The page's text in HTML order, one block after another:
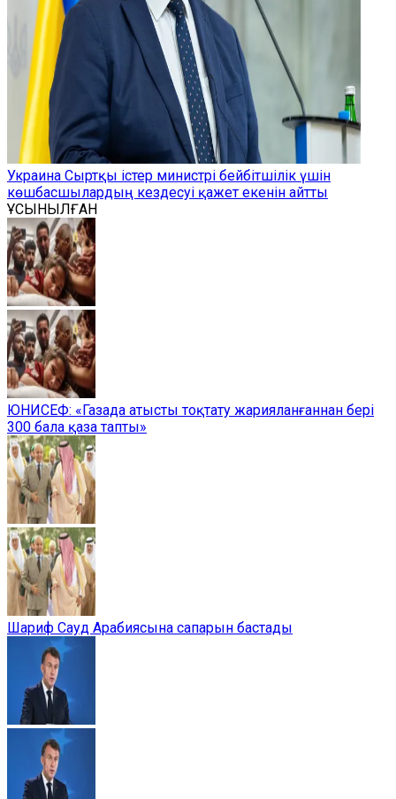
Украина Сыртқы істер министрі бейбітшілік үшін
көшбасшылардың кездесуі қажет екенін айтты
ҰСЫНЫЛҒАН
ЮНИСЕФ: «Газада атысты тоқтату жарияланғаннан бері
300 бала қаза тапты»
Шариф Сауд Арабиясына сапарын бастады